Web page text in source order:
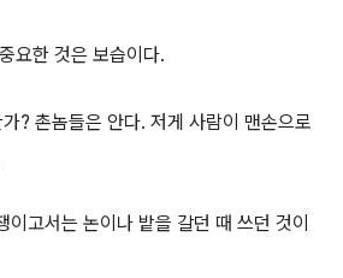
요한 것은 보습이다.
? 촌놈들은 안다. 저게 사람이 맨손으로
이고서는 논이나 밭을 갈던 때 쓰던 것이